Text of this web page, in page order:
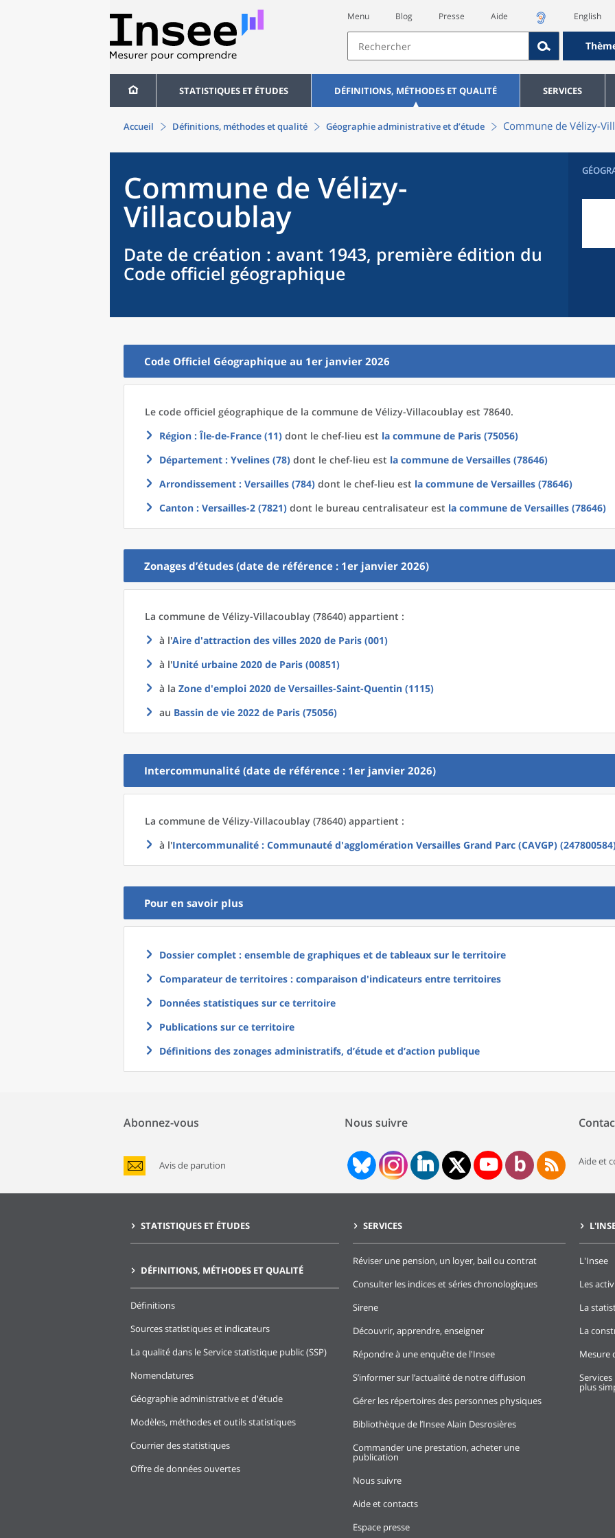
Menu Blog Presse Aide English
STATISTIQUES ET ÉTUDES DÉFINITIONS, MÉTHODES ET QUALITÉ SERVICES
Accueil Définitions, méthodes et qualité Géographie administrative et d’étude Commune de Vélizy-
Commune de Vélizy-
Villacoublay
Date de création : avant 1943, première édition du
Code officiel géographique
Code Officiel Géographique au 1er janvier 2026
Le code officiel géographique de la commune de Vélizy-Villacoublay est 78640.
Région : Île-de-France (11) dont le chef-lieu est la commune de Paris (75056)
Département : Yvelines (78) dont le chef-lieu est la commune de Versailles (78646)
Arrondissement : Versailles (784) dont le chef-lieu est la commune de Versailles (78646)
Canton : Versailles-2 (7821) dont le bureau centralisateur est la commune de Versailles (78646)
Zonages d’études (date de référence : 1er janvier 2026)
La commune de Vélizy-Villacoublay (78640) appartient :
à l'Aire d'attraction des villes 2020 de Paris (001)
à l'Unité urbaine 2020 de Paris (00851)
à la Zone d'emploi 2020 de Versailles-Saint-Quentin (1115)
au Bassin de vie 2022 de Paris (75056)
Intercommunalité (date de référence : 1er janvier 2026)
La commune de Vélizy-Villacoublay (78640) appartient :
à l'Intercommunalité : Communauté d'agglomération Versailles Grand Parc (CAVGP)
Pour en savoir plus
Dossier complet : ensemble de graphiques et de tableaux sur le territoire
Comparateur de territoires : comparaison d'indicateurs entre territoires
Données statistiques sur ce territoire
Publications sur ce territoire
Définitions des zonages administratifs, d’étude et d’action publique
Abonnez-vous
Avis de parution
Nous suivre
Aide et
STATISTIQUES ET ÉTUDES
DÉFINITIONS, MÉTHODES ET QUALITÉ
Définitions
Sources statistiques et indicateurs
La qualité dans le Service statistique public (SSP)
Nomenclatures
Géographie administrative et d'étude
Modèles, méthodes et outils statistiques
Courrier des statistiques
Offre de données ouvertes
SERVICES
Réviser une pension, un loyer, bail ou contrat
Consulter les indices et séries chronologiques
Sirene
Découvrir, apprendre, enseigner
Répondre à une enquête de l'Insee
S’informer sur l’actualité de notre diffusion
Gérer les répertoires des personnes physiques
Bibliothèque de l’Insee Alain Desrosières
Commander une prestation, acheter une
publication
Nous suivre
Aide et contacts
Espace presse
L'Insee
Les
La
La
Mesure
plus